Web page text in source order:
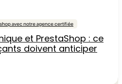
avec notre agence certifiée
et PrestaShop : ce
doivent anticiper